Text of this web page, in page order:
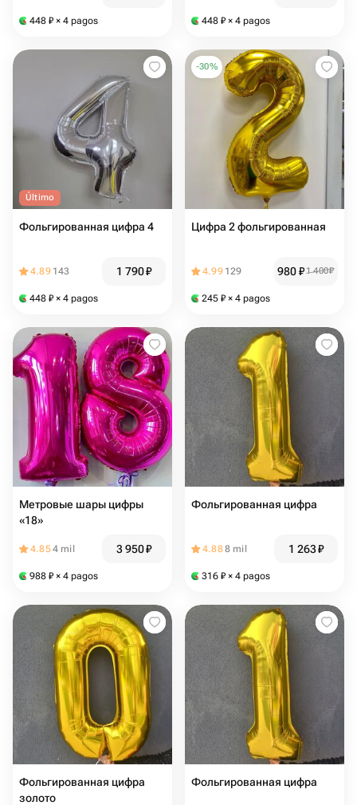
448 ₽ × 4 pagos 448 ₽ × 4 pagos
Último
Фольгированная цифра 4
4.89 143 1 790₽
448 ₽ × 4 pagos
-30%
Цифра 2 фольгированная
4.99 129 980₽1 400₽
245 ₽ × 4 pagos
Метровые шары цифры
«18»
4.854 mil 3 950₽
988 ₽ × 4 pagos
Фольгированная цифра
4.888 mil 1 263₽
316 ₽ × 4 pagos
Фольгированная цифра
золото
Фольгированная цифра